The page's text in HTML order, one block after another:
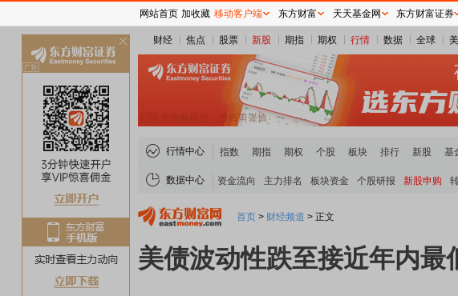
财经 焦点 股票 新股 期指 期权 行情 数据 全球
行情中心 指数 期指 期权 个股 板块 排行 新股 基
数据中心 资金流向 主力排名 板块资金 个股研报 新股申购
首页 > 财经频道 > 正文
美债波动性跌至接近年内
网站首页 加收藏 移动客户端 东方财富 天天基金网 东方财富证券
关